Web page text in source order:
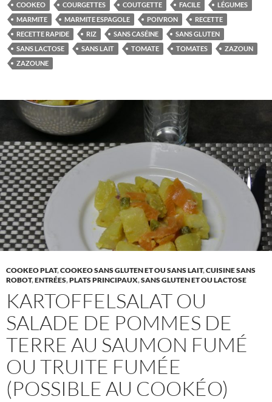
COOKEO COURGETTES COUTGETTE FACILE
LÉGUMES
MARMITE
MARMITE ESPAGOLE POIVRON
RECETTE
RECETTE RAPIDE
RIZ SANS CASÉINE
SANS GLUTEN
SANS LACTOSE
SANS LAIT TOMATE TOMATES
ZAZOUN
ZAZOUNE
COOKEO PLAT,COOKEO SANS GLUTEN ET OU SANS LAIT,CUISINE SANS
ROBOT,ENTRÉES,PLATS PRINCIPAUX,SANS GLUTEN ET OU LACTOSE
KARTOFFELSALAT OU
SALADE DE POMMES DE
TERRE AU SAUMON FUMÉ
OU TRUITE FUMÉE
(POSSIBLE AU COOKÉO)